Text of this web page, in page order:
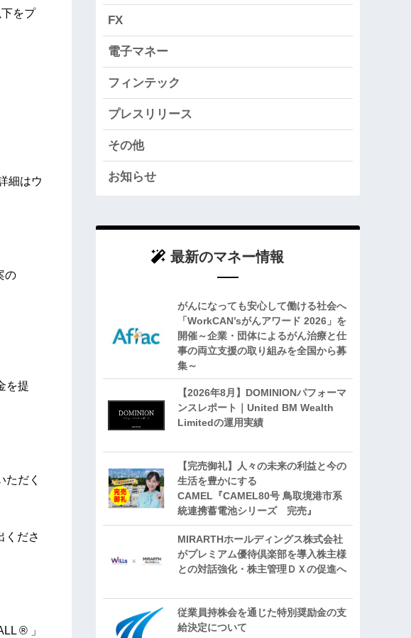
をプ
細はウ
の
を提
だく
くださ
® 」
FX
電子マネー
フィンテック
プレスリリース
その他
お知らせ
最新のマネー情報
がんになっても安心して働ける社会へ
「WorkCAN’sがんアワード 2026」を
開催～企業・団体によるがん治療と仕
事の両立支援の取り組みを全国から募
集～
【2026年8月】DOMINIONパフォーマ
ンスレポート｜United BM Wealth
Limitedの運用実績
【完売御礼】人々の未来の利益と今の
生活を豊かにする
CAMEL『CAMEL80号 鳥取境港市系
統連携蓄電池シリーズ 完売』
MIRARTHホールディングス株式会社
がプレミアム優待倶楽部を導入株主様
との対話強化・株主管理ＤＸの促進へ
従業員持株会を通じた特別奨励金の支
給決定について